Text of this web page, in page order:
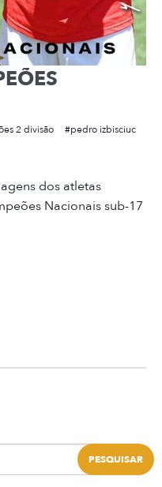
2 divisão
pedro izbisciuc
dos atletas
Nacionais sub-17